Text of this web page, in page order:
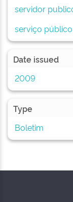
servidor
serviço público
Date issued
2009
Type
Boletim